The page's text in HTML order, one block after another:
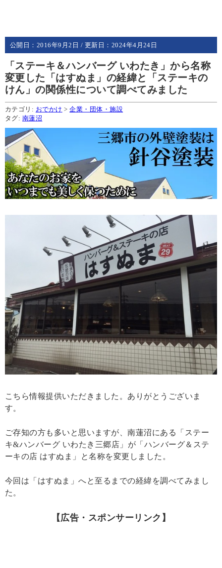
公開日： 2016年9月2日 / 更新日： 2024年4月24日
「ステーキ＆ハンバーグ いわたき」から名称
変更した「はすぬま」の経緯と「ステーキの
けん」の関係性について調べてみました
カテゴリ: おでかけ >企業・団体・施設
タグ: 南蓮沼
こちら情報提供いただきました。ありがとうございま
す。
ご存知の方も多いと思いますが、南蓮沼にある「ステー
キ&ハンバーグ いわたき三郷店」が「 ハンバーグ＆ステ
ーキの店 はすぬま」と名称を変更しました。
今回は「はすぬま」へと至るまでの経緯を調べてみまし
た。
【広告・スポンサーリンク】